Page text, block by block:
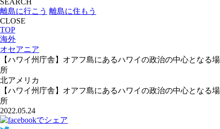
SEARCH
離島に行こう 離島に住もう
CLOSE
TOP
海外
オセアニア
【ハワイ州庁舎】オアフ島にあるハワイの政治の中心となる場
所
北アメリカ
【ハワイ州庁舎】オアフ島にあるハワイの政治の中心となる場
所
2022.05.24